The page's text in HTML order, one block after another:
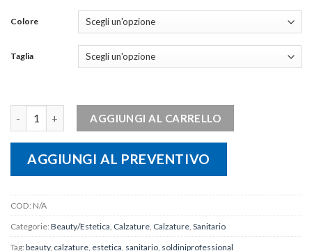
Colore
Taglia
AGGIUNGI AL CARRELLO
AGGIUNGI AL PREVENTIVO
COD: N/A
Categorie: Beauty/Estetica Calzature Calzature Sanitario
Tag: beauty, calzature estetica sanitario soldiniprofessional